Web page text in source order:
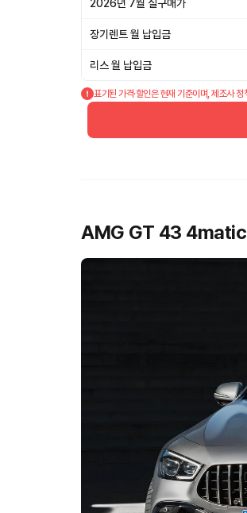
2026년 7월 실구매가
장기렌트 월 납입금
리스 월 납입금
표기된 가격·할인은 현재 기준이며, 제조사
AMG GT 43